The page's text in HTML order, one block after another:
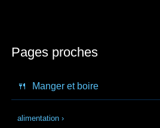
Pages proches
🍴 Manger et boire
alimentation ›